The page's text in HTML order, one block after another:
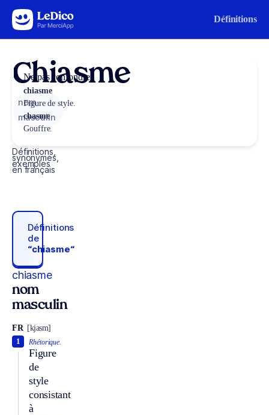
Aller au contenu Définitions
Chiasme
nom
masculin
Définitions,
synonymes,
exemples
en français
Définitions
de
“chiasme“
chiasme
nom
masculin
FR [kjasm]
Rhétorique.
Figure
de
style
consistant
à
1
Ne pas confondre
chiasme
Figure de style.
chasme
Gouffre.